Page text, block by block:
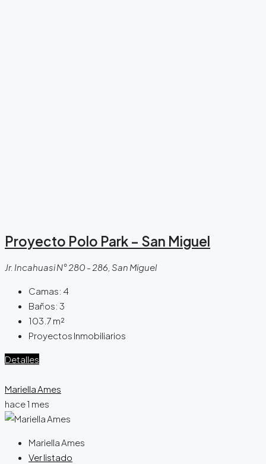
Proyecto Polo Park – San Miguel
Jr. Incahuasi N° 280 - 286, San Miguel
Camas: 4
Baños: 3
103.7 m²
Proyectos Inmobiliarios
Detalles
Mariella Ames
hace 1 mes
Mariella Ames
Ver listado